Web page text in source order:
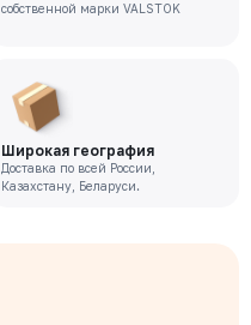
собственной марки VALSTOK
Широкая география
Доставка по всей России,
Казахстану, Беларуси.